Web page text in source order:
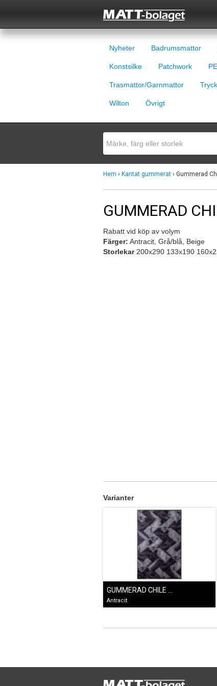
Nyheter Badrumsmattor
Konstsilke Patchwork
Trasmattor/Garnmattor
Wilton Övrigt
Hem › Kantat gummerat › Gummerad
GUMMERAD
Rabatt vid köp av volym
Färger: Antracit, Grå/blå, Beige
Storlekar200x290 133x190
Varianter
Antracit